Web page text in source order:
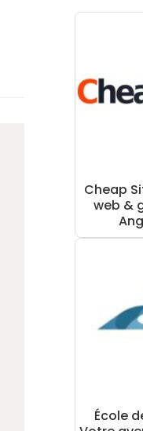
Cheap
web &
École